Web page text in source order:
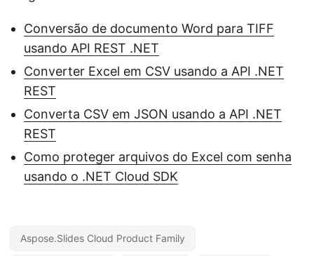
Conversão de documento Word para TIFF
usando API REST .NET
Converter Excel em CSV usando a API .NET
REST
Converta CSV em JSON usando a API .NET
REST
Como proteger arquivos do Excel com senha
usando o .NET Cloud SDK
Aspose.Slides Cloud Product Family